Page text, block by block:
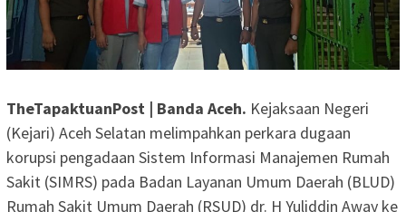
TheTapaktuanPost | Banda Aceh. Kejaksaan Negeri
(Kejari) Aceh Selatan melimpahkan perkara dugaan
korupsi pengadaan Sistem Informasi Manajemen Rumah
Sakit (SIMRS) pada Badan Layanan Umum Daerah (BLUD)
Rumah Sakit Umum Daerah (RSUD) dr. H Yuliddin Away ke